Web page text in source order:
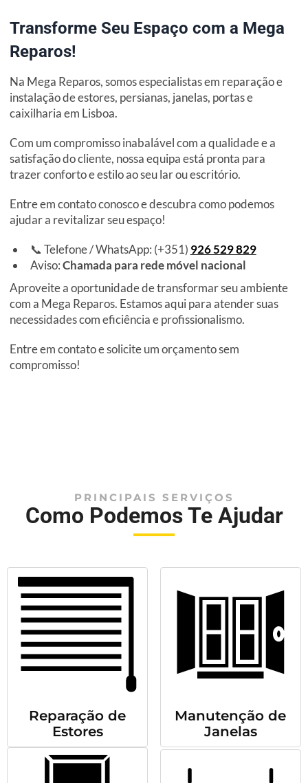
Transforme Seu Espaço com a Mega
Reparos!
Na Mega Reparos, somos especialistas em reparação e
instalação de estores, persianas, janelas, portas e
caixilharia em Lisboa.
Com um compromisso inabalável com a qualidade e a
satisfação do cliente, nossa equipa está pronta para
trazer conforto e estilo ao seu lar ou escritório.
Entre em contato conosco e descubra como podemos
ajudar a revitalizar seu espaço!
📞 Telefone / WhatsApp: (+351) 926 529 829
Aviso:Chamada para rede móvel nacional
Aproveite a oportunidade de transformar seu ambiente
com a Mega Reparos. Estamos aqui para atender suas
necessidades com eficiência e profissionalismo.
Entre em contato e solicite um orçamento sem
compromisso!
PRINCIPAIS SERVIÇOS
Como Podemos Te Ajudar
Reparação de
Estores
Manutenção de
Janelas